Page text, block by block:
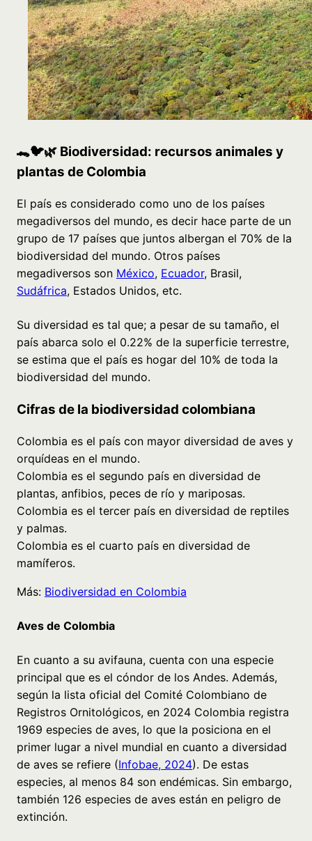
🐊🐦🌿 Biodiversidad: recursos animales y
plantas de Colombia
El país es considerado como uno de los países
megadiversos del mundo, es decir hace parte de un
grupo de 17 países que juntos albergan el 70% de la
biodiversidad del mundo. Otros países
megadiversos son México, Ecuador, Brasil,
Sudáfrica, Estados Unidos, etc.
Su diversidad es tal que; a pesar de su tamaño, el
país abarca solo el 0.22% de la superficie terrestre,
se estima que el país es hogar del 10% de toda la
biodiversidad del mundo.
Cifras de la biodiversidad colombiana
Colombia es el país con mayor diversidad de aves y
orquídeas en el mundo.
Colombia es el segundo país en diversidad de
plantas, anfibios, peces de río y mariposas.
Colombia es el tercer país en diversidad de reptiles
y palmas.
Colombia es el cuarto país en diversidad de
mamíferos.
Más: Biodiversidad en Colombia
Aves de Colombia
En cuanto a su avifauna, cuenta con una especie
principal que es el cóndor de los Andes. Además,
según la lista oficial del Comité Colombiano de
Registros Ornitológicos, en 2024 Colombia registra
1969 especies de aves, lo que la posiciona en el
primer lugar a nivel mundial en cuanto a diversidad
de aves se refiere (Infobae, 2024). De estas
especies, al menos 84 son endémicas. Sin embargo,
también 126 especies de aves están en peligro de
extinción.